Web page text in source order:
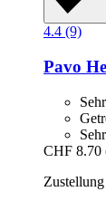
4.4 (9)
Pavo
CHF 8.70